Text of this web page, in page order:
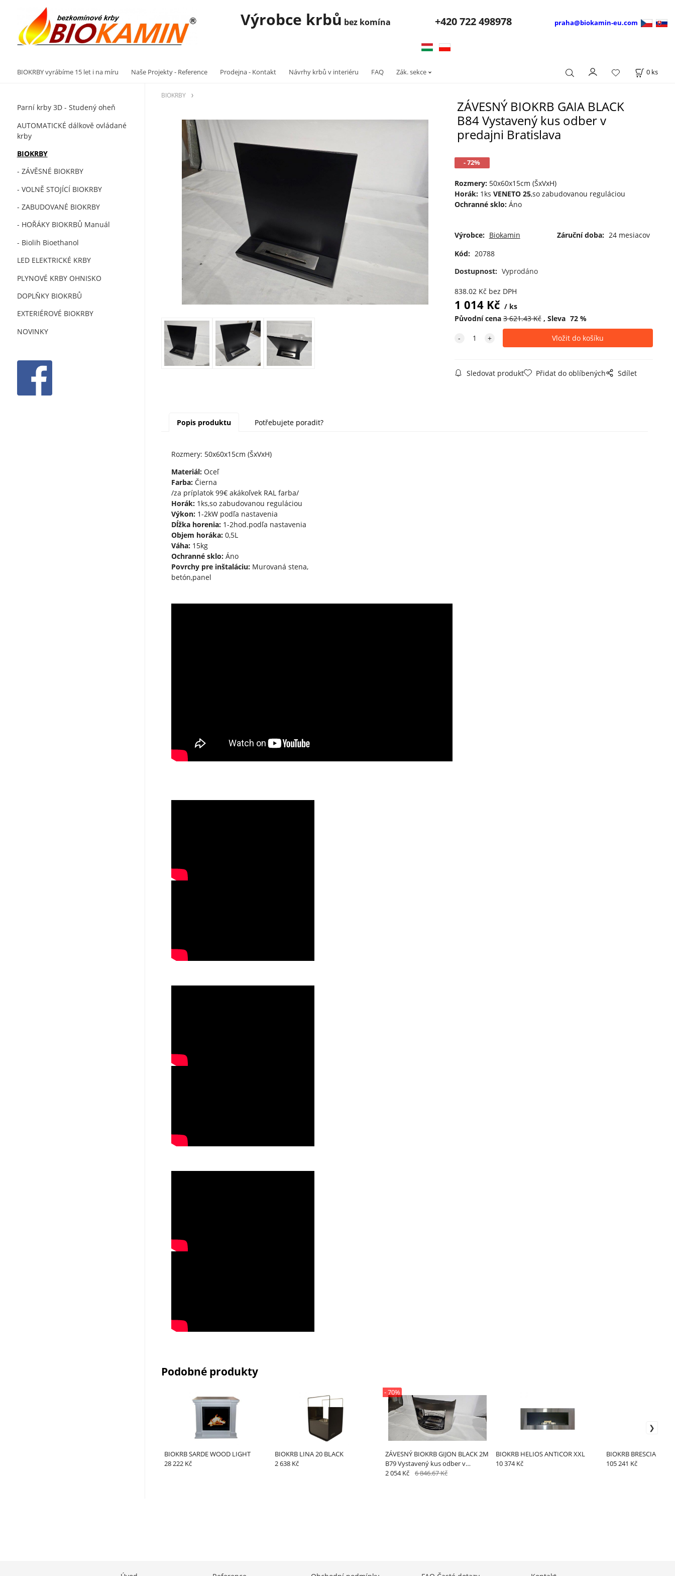
Výrobce krbů bez komína +420722 498978 praha@biokamin-eu.com
BIOKRBY vyrábíme 15 let i na míru Naše Projekty - Reference Prodejna - Kontakt Návrhy krbů v interiéru FAQ Zák. sekce 0 ks
Parní krby 3D - Studený oheň
AUTOMATICKÉ dálkově ovládané
krby
BIOKRBY
- ZÁVĚSNÉ BIOKRBY
- VOLNĚ STOJÍCÍ BIOKRBY
- ZABUDOVANÉ BIOKRBY
- HOŘÁKY BIOKRBŮ Manuál
- Biolih Bioethanol
LED ELEKTRICKÉ KRBY
PLYNOVÉ KRBY OHNISKO
DOPLŇKY BIOKRBŮ
EXTERIÉROVÉ BIOKRBY
NOVINKY
BIOKRBY
ZÁVESNÝ BIOKRB GAIA BLACK
B84 Vystavený kus odber v
predajni Bratislava
- 72%
Rozmery:50x60x15cm (ŠxVxH)
Horák: 1ks VENETO 25,so zabudovanou reguláciou
Ochranné sklo:Áno
Výrobce: Biokamin Záruční doba: 24 mesiacov
Kód: 20788
Dostupnost: Vyprodáno
838.02Kč bez DPH
1 014Kč
ks
Původní cena 3 621.43Kč Sleva 72%
Sledovat produkt Přidat do oblíbených Sdílet
Popis produktu Potřebujete poradit?
Rozmery: 50x60x15cm (ŠxVxH)
Materiál:Oceľ
Farba:Čierna
/za príplatok 99€ akákoľvek RAL farba/
Horák:1ks,so zabudovanou reguláciou
Výkon:1-2kW podľa nastavenia
Dĺžka horenia:1-2hod.podľa nastavenia
Objem horáka:0,5L
Váha:15kg
Ochranné sklo:Áno
Povrchy pre inštaláciu:Murovaná stena,
betón,panel
Podobné produkty
BIOKRB SARDE WOOD LIGHT
28 222 Kč
BIOKRB LINA 20 BLACK
2 638 Kč
ZÁVESNÝ BIOKRB GIJON BLACK 2M
B79 Vystavený kus odber v
predajni Bratislava
- 70%
2 054 Kč 6 846.67 Kč
BIOKRB HELIOS ANTICOR XXL
10 374 Kč
BIOKRB BRESCIA
105 241 Kč